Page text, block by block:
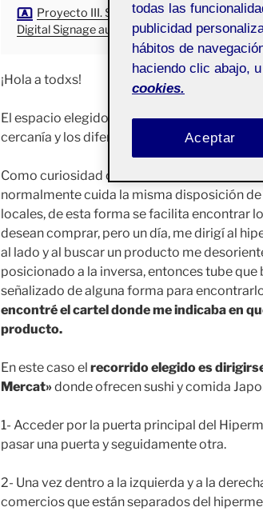
Proyecto III. Señalética y
Digital Signage aula 1
¡Hola a todxs!
El espacio elegido es un hipermercado que
cercanía y los diferentes productos que
Como curiosidad os comento que esta
normalmente cuida la misma disposición
locales, de esta forma se facilita encontrar
desean comprar, pero un día, me dirigí al
al lado y al buscar un producto me
posicionado a la inversa, entonces tube que
señalizado de alguna forma para
encontré el cartel donde me indicaba en
producto.
En este caso el recorrido elegido es
Mercat» donde ofrecen sushi y comida
1- Acceder por la puerta principal del
pasar una puerta y seguidamente otra.
2- Una vez dentro a la izquierda y a la
comercios que están separados del
todas las
publicidad
hábitos de
haciendo clic abajo,
cookies.
Aceptar